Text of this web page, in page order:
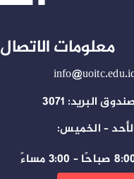
معلومات الاتصال
البريد: 3071
– الخميس:
– 3:00 مساءً